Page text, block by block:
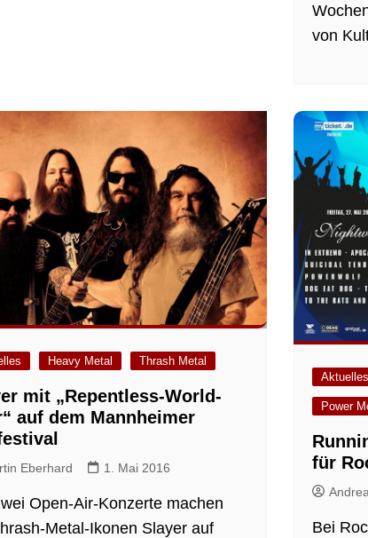
von
Heavy Metal Thrash Metal
mit „Repentless-World-
auf dem Mannheimer
Eberhard 1. Mai 2016
Open-Air-Konzerte machen
Metal-Ikonen Slayer auf
Aktuelles
Power
für
Bei